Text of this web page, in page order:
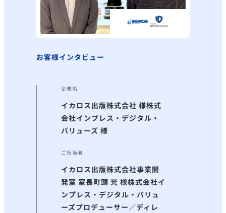
お客様インタビュー
企業名
イカロス出版株式会社 様株式
会社インプレス・デジタル・
バリューズ 様
ご担当者
イカロス出版株式会社事業開
発室 室長町頭 光 様株式会社イ
ンプレス・デジタル・バリュ
ーズプロデューサー／ディレ